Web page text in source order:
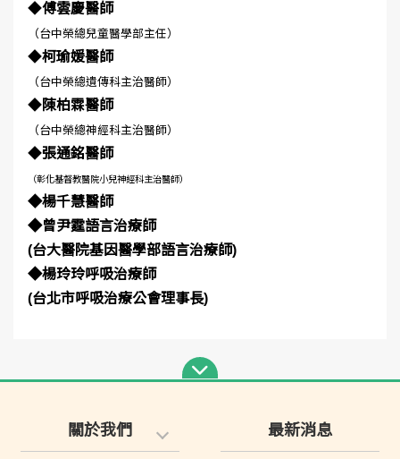
◆傅雲慶醫師
（台中榮總兒童醫學部主任）
◆柯瑜媛醫師
（台中榮總遺傳科主治醫師）
◆陳柏霖醫師
（台中榮總神經科主治醫師）
◆張通銘醫師
（彰化基督教醫院小兒神經科主治醫師）
◆楊千慧醫師
◆曾尹霆語言治療師
(台大醫院基因醫學部語言治療師)
◆楊玲玲呼吸治療師
(台北市呼吸治療公會理事長)
關於我們 最新消息